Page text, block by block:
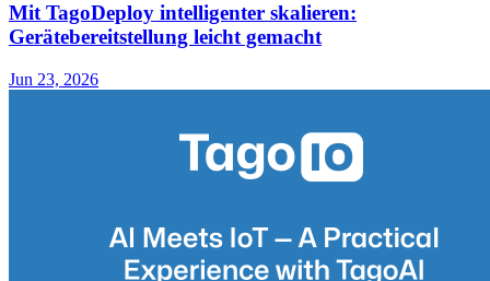
Mit TagoDeploy intelligenter skalieren:
Gerätebereitstellung leicht gemacht
Jun 23, 2026